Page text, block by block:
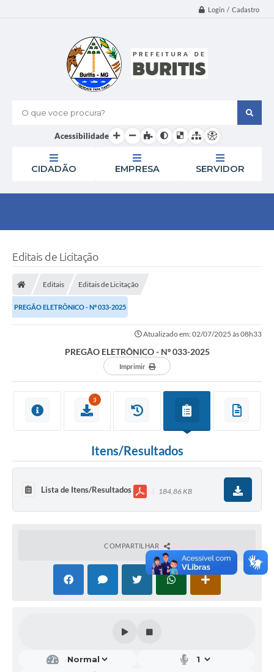
Login / Cadastro
O que voce procura?
Acessibilidade
CIDADÃO EMPRESA SERVIDOR
Editais de Licitação
Editais Editais de Licitação
PREGÃO ELETRÔNICO - Nº 033-2025
Atualizado em: 02/07/2025 às 08h33
PREGÃO ELETRÔNICO - Nº 033-2025
Imprimir
3
Itens/Resultados
Lista de Itens/Resultados 184,86 KB
COMPARTILHAR